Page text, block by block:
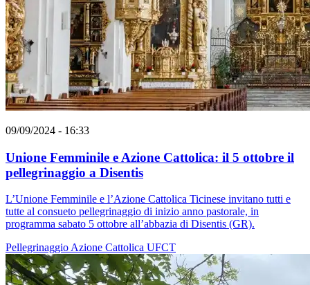
09/09/2024 - 16:33
Unione Femminile e Azione Cattolica: il 5 ottobre il
pellegrinaggio a Disentis
L’Unione Femminile e l’Azione Cattolica Ticinese invitano tutti e
tutte al consueto pellegrinaggio di inizio anno pastorale, in
programma sabato 5 ottobre all’abbazia di Disentis (GR).
PellegrinaggioAzione Cattolica UFCT